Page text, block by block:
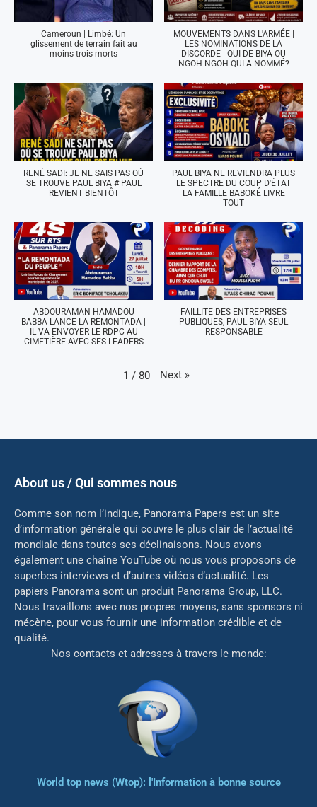
Cameroun | Limbé: Un
glissement de terrain fait au
moins trois morts
MOUVEMENTS DANS L'ARMÉE |
LES NOMINATIONS DE LA
DISCORDE | QUI DE BIYA OU
NGOH NGOH QUI A NOMMÉ?
RENÉ SADI: JE NE SAIS PAS OÙ
SE TROUVE PAUL BIYA # PAUL
REVIENT BIENTÔT
PAUL BIYA NE REVIENDRA PLUS
| LE SPECTRE DU COUP D'ÉTAT |
LA FAMILLE BABOKÉ LIVRE
TOUT
ABDOURAMAN HAMADOU
BABBA LANCE LA REMONTADA |
IL VA ENVOYER LE RDPC AU
CIMETIÈRE AVEC SES LEADERS
FAILLITE DES ENTREPRISES
PUBLIQUES, PAUL BIYA SEUL
RESPONSABLE
1 / 80 Next »
About us / Qui sommes nous
Comme son nom l’indique, Panorama Papers est un site
d’information générale qui couvre le plus clair de l’actualité
mondiale dans toutes ses déclinaisons. Nous avons
également une chaîne YouTube où nous vous proposons de
superbes interviews et d’autres vidéos d’actualité. Les
papiers Panorama sont un produit Panorama Group, LLC.
Nous travaillons avec nos propres moyens, sans sponsors ni
mécène, pour vous fournir une information crédible et de
qualité.
Nos contacts et adresses à travers le monde:
World top news (Wtop): l'Information à bonne source